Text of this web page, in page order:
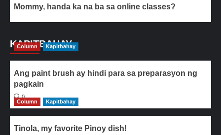
Mommy, handa ka na ba sa online classes?
KAPITBAHAY
Column Kapitbahay
Ang paint brush ay hindi para sa preparasyon ng
pagkain
0
Column
Kapitbahay
Tinola, my favorite Pinoy dish!